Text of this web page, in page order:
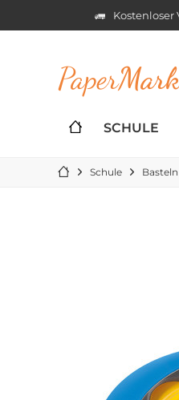
Kostenloser
Paper
SCHULE
Schule